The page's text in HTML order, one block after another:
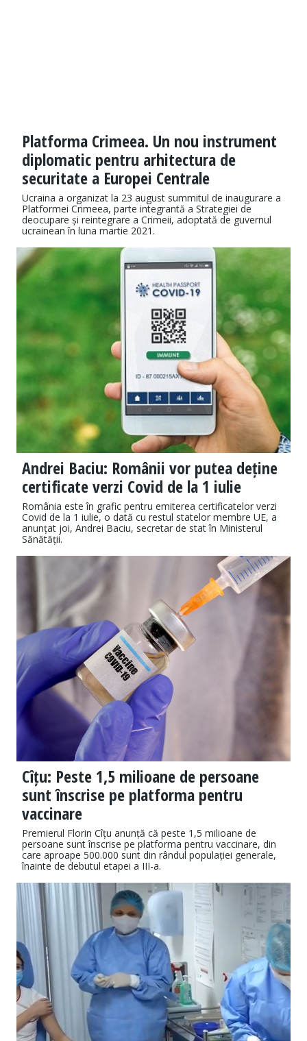
Platforma Crimeea. Un nou instrument
diplomatic pentru arhitectura de
securitate a Europei Centrale
Ucraina a organizat la 23 august summitul de inaugurare a
Platformei Crimeea, parte integrantă a Strategiei de
deocupare și reintegrare a Crimeii, adoptată de guvernul
ucrainean în luna martie 2021.
Andrei Baciu: Românii vor putea deține
certificate verzi Covid de la 1 iulie
România este în grafic pentru emiterea certificatelor verzi
Covid de la 1 iulie, o dată cu restul statelor membre UE, a
anunțat joi, Andrei Baciu, secretar de stat în Ministerul
Sănătății.
Cîțu: Peste 1,5 milioane de persoane
sunt înscrise pe platforma pentru
vaccinare
Premierul Florin Cîțu anunță că peste 1,5 milioane de
persoane sunt înscrise pe platforma pentru vaccinare, din
care aproape 500.000 sunt din rândul populației generale,
înainte de debutul etapei a III-a.